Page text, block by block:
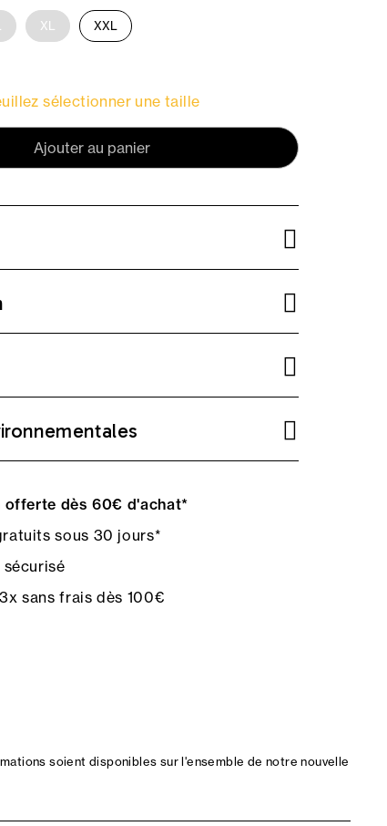
XL XXL
sélectionner une taille
Ajouter au panier
dès 60€ d'achat*
sous 30 jours*
sans frais dès 100€
soient disponibles sur l'ensemble de notre nouvelle